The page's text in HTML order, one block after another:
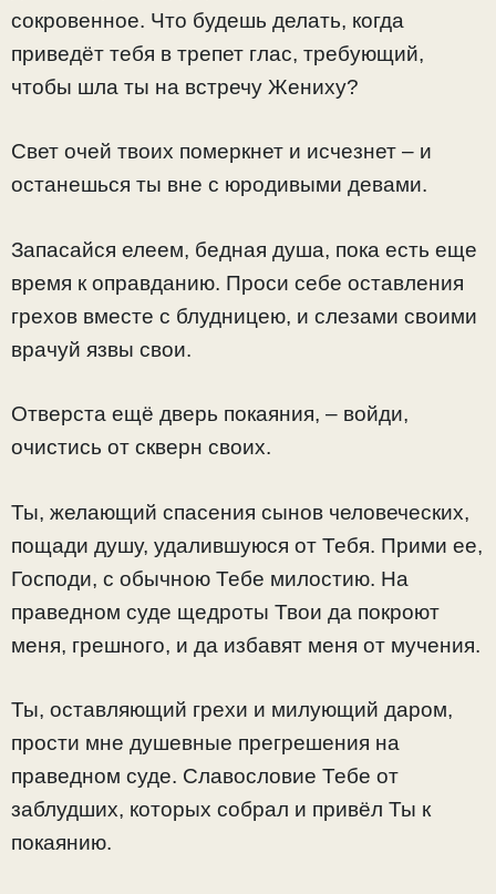
сокровенное. Что будешь делать, когда
приведёт тебя в трепет глас, требующий,
чтобы шла ты на встречу Жениху?
Свет очей твоих померкнет и исчезнет – и
останешься ты вне с юродивыми девами.
Запасайся елеем, бедная душа, пока есть еще
время к оправданию. Проси себе оставления
грехов вместе с блудницею, и слезами своими
врачуй язвы свои.
Отверста ещё дверь покаяния, – войди,
очистись от скверн своих.
Ты, желающий спасения сынов человеческих,
пощади душу, удалившуюся от Тебя. Прими ее,
Господи, с обычною Тебе милостию. На
праведном суде щедроты Твои да покроют
меня, грешного, и да избавят меня от мучения.
Ты, оставляющий грехи и милующий даром,
прости мне душевные прегрешения на
праведном суде. Славословие Тебе от
заблудших, которых собрал и привёл Ты к
покаянию.